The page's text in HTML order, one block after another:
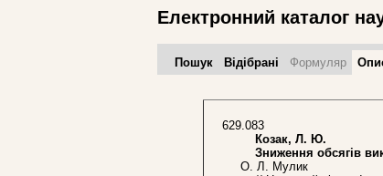
Електронний каталог
Пошук Відібрані Формуляр
629.083
Козак, Л. Ю.
Зниження обсягів
О. Л. Мулик